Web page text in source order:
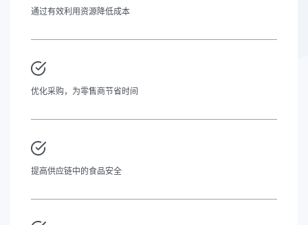
通过有效利用资源降低成本
优化采购，为零售商节省时间
提高供应链中的食品安全